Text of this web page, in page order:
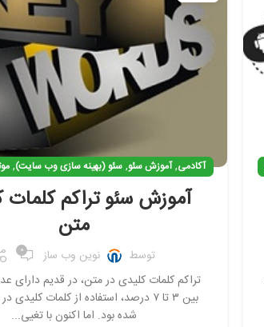
آکادمی,آموزش سئو,سئو (بهینه سازی وب سایت),
آموزش سئو تراکم کلمات
متن
توسط نوین وب ساز 0
تراکم کلمات کلیدی در متن، در قدیم دارای
بین ۳ تا ۷ درصد، استفاده از کلمات
شده بود. اما اکنون با تغیی...